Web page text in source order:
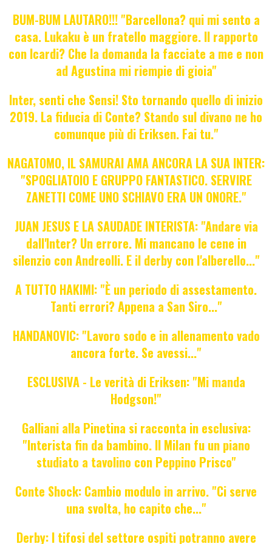
BUM-BUM LAUTARO!!! "Barcellona? qui mi sento a
casa. Lukaku è un fratello maggiore. Il rapporto
con Icardi? Che la domanda la facciate a me e non
ad Agustina mi riempie di gioia"
Inter, senti che Sensi! Sto tornando quello di inizio
2019. La fiducia di Conte? Stando sul divano ne ho
comunque più di Eriksen. Fai tu."
NAGATOMO, IL SAMURAI AMA ANCORA LA SUA INTER:
"SPOGLIATOIO E GRUPPO FANTASTICO. SERVIRE
ZANETTI COME UNO SCHIAVO ERA UN ONORE."
JUAN JESUS E LA SAUDADE INTERISTA: "Andare via
dall'Inter? Un errore. Mi mancano le cene in
silenzio con Andreolli. E il derby con l'alberello..."
A TUTTO HAKIMI: "È un periodo di assestamento.
Tanti errori? Appena a San Siro..."
HANDANOVIC: "Lavoro sodo e in allenamento vado
ancora forte. Se avessi..."
ESCLUSIVA - Le verità di Eriksen: "Mi manda
Hodgson!"
Galliani alla Pinetina si racconta in esclusiva:
"Interista fin da bambino. Il Milan fu un piano
studiato a tavolino con Peppino Prisco"
Conte Shock: Cambio modulo in arrivo. "Ci serve
una svolta, ho capito che..."
Derby: I tifosi del settore ospiti potranno avere